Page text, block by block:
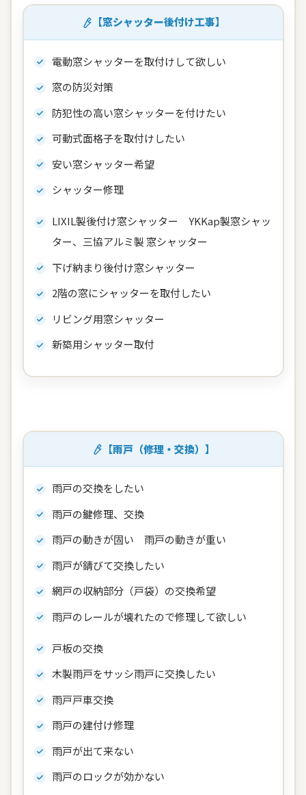
【窓シャッター後付け工事】
電動窓シャッターを取付けして欲しい
窓の防災対策
防犯性の高い窓シャッターを付けたい
可動式面格子を取付けしたい
安い窓シャッター希望
シャッター修理
LIXIL製後付け窓シャッター YKKap製窓シャッ
ター、三協アルミ製 窓シャッター
下げ納まり後付け窓シャッター
2階の窓にシャッターを取付したい
リビング用窓シャッター
新築用シャッター取付
【雨戸（修理・交換）】
雨戸の交換をしたい
雨戸の鍵修理、交換
雨戸の動きが固い 雨戸の動きが重い
雨戸が錆びて交換したい
網戸の収納部分（戸袋）の交換希望
雨戸のレールが壊れたので修理して欲しい
戸板の交換
木製雨戸をサッシ雨戸に交換したい
雨戸戸車交換
雨戸の建付け修理
雨戸が出て来ない
雨戸のロックが効かない